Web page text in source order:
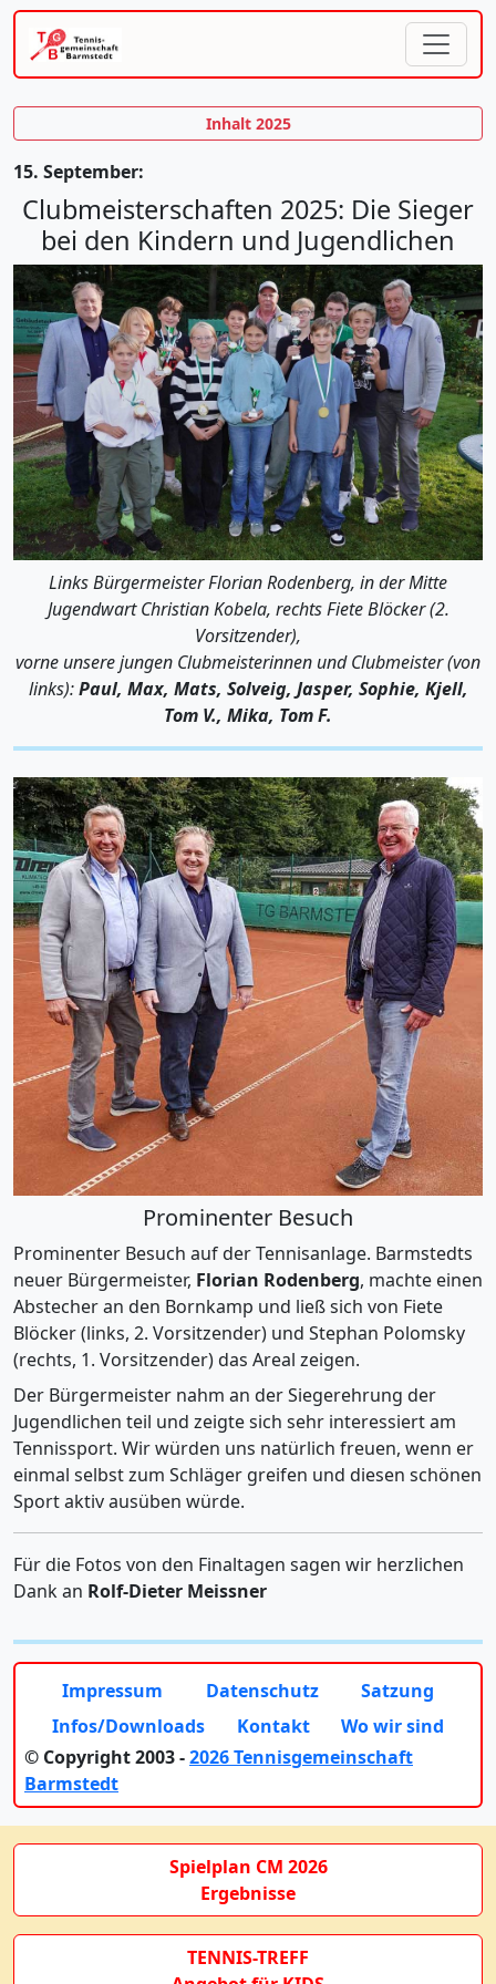
Inhalt 2025
15. September:
Clubmeisterschaften 2025: Die Sieger
bei den Kindern und Jugendlichen
Links Bürgermeister Florian Rodenberg, in der Mitte
Jugendwart Christian Kobela, rechts Fiete Blöcker (2.
Vorsitzender),
vorne unsere jungen Clubmeisterinnen und Clubmeister (von
links):Paul, Max, Mats, Solveig, Jasper, Sophie, Kjell,
Tom V., Mika, Tom F.
Prominenter Besuch
Prominenter Besuch auf der Tennisanlage. Barmstedts
neuer Bürgermeister, Florian Rodenberg, machte einen
Abstecher an den Bornkamp und ließ sich von Fiete
Blöcker (links, 2. Vorsitzender) und Stephan Polomsky
(rechts, 1. Vorsitzender) das Areal zeigen.
Der Bürgermeister nahm an der Siegerehrung der
Jugendlichen teil und zeigte sich sehr interessiert am
Tennissport. Wir würden uns natürlich freuen, wenn er
einmal selbst zum Schläger greifen und diesen schönen
Sport aktiv ausüben würde.
Für die Fotos von den Finaltagen sagen wir herzlichen
Dank an Rolf-Dieter Meissner
Impressum Datenschutz
Satzung
Infos/Downloads
Kontakt
Wo wir sind
© Copyright 2003 -2026 Tennisgemeinschaft
Barmstedt
Spielplan CM 2026
Ergebnisse
TENNIS-TREFF